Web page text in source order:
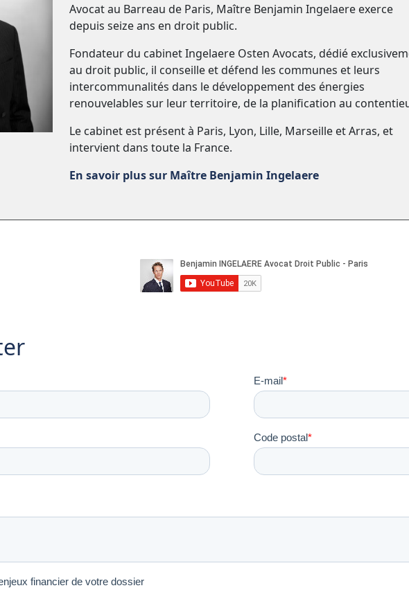
Avocat au Barreau de Paris, Maître Benjamin Ingelaere exerce
depuis seize ans en droit public.
Fondateur du cabinet Ingelaere Osten Avocats, dédié
au droit public, il conseille et défend les communes et leurs
intercommunalités dans le développement des énergies
renouvelables sur leur territoire, de la planification au
Le cabinet est présent à Paris, Lyon, Lille, Marseille et Arras, et
intervient dans toute la France.
En savoir plus sur Maître Benjamin Ingelaere